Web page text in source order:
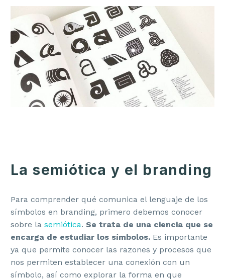
La semiótica y el branding
Para comprender qué comunica el lenguaje de los
símbolos en branding, primero debemos conocer
sobre la semiótica. Se trata de una ciencia que se
encarga de estudiar los símbolos. Es importante
ya que permite conocer las razones y procesos que
nos permiten establecer una conexión con un
símbolo, así como explorar la forma en que